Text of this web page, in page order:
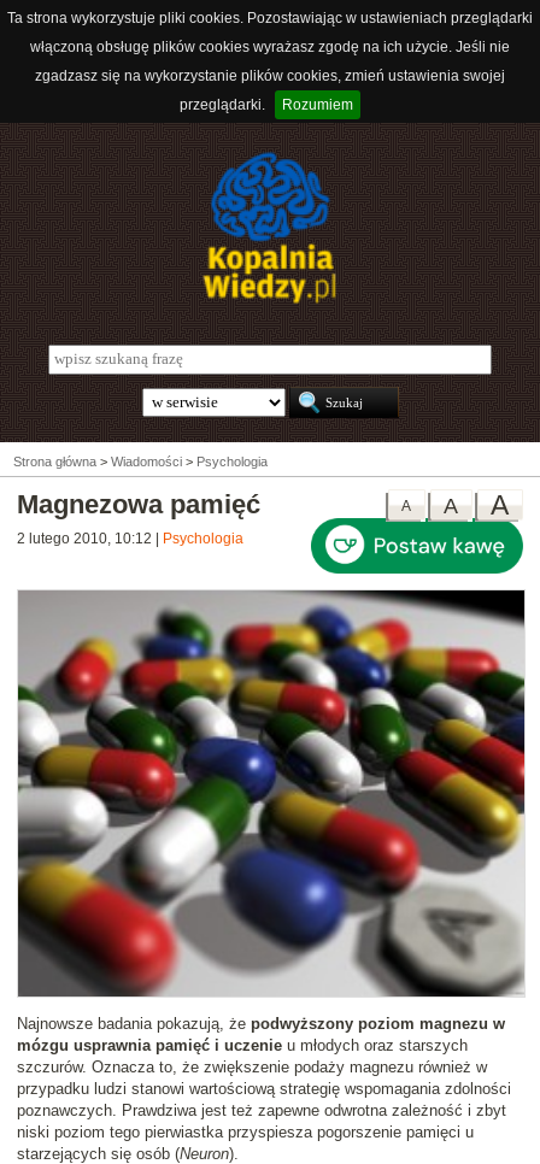
Ta strona wykorzystuje pliki cookies. Pozostawiając w ustawieniach przeglądarki
włączoną obsługę plików cookies wyrażasz zgodę na ich użycie. Jeśli nie
zgadzasz się na wykorzystanie plików cookies, zmień ustawienia swojej
przeglądarki.
Rozumiem
Strona główna > Wiadomości > Psychologia
A
A
A
Magnezowa pamięć
2 lutego 2010, 10:12 Psychologia
Najnowsze badania pokazują, że podwyższony poziom magnezu w
mózgu usprawnia pamięć i uczenie u młodych oraz starszych
szczurów. Oznacza to, że zwiększenie podaży magnezu również w
przypadku ludzi stanowi wartościową strategię wspomagania zdolności
poznawczych. Prawdziwa jest też zapewne odwrotna zależność i zbyt
niski poziom tego pierwiastka przyspiesza pogorszenie pamięci u
starzejących się osób (Neuron).